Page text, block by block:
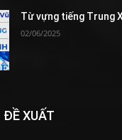
Từ vựng tiếng Trung
02/06/2025
ĐỀ XUẤT